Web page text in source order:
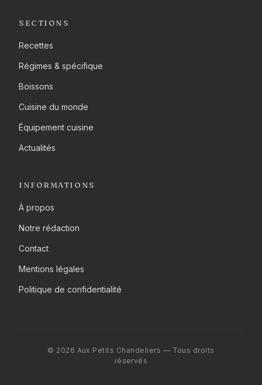
SECTIONS
Recettes
Régimes & spécifique
Boissons
Cuisine du monde
Équipement cuisine
Actualités
INFORMATIONS
À propos
Notre rédaction
Contact
Mentions légales
Politique de confidentialité
© 2026 Aux Petits Chandeliers — Tous droits
réservés